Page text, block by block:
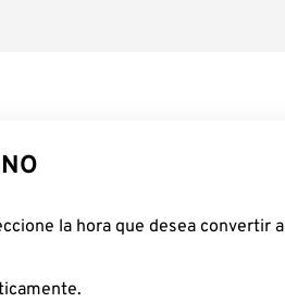
la hora que desea convertir a